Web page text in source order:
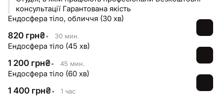
консультації Гарантована якість
Ендосфера тіло, обличчя (30 хв)
820 грн₴• 30 мин.
Ендосфера тіло (45 хв)
1 200 грн₴• 45 мин.
Ендосфера тіло (60 хв)
1 400 грн₴• 1 час